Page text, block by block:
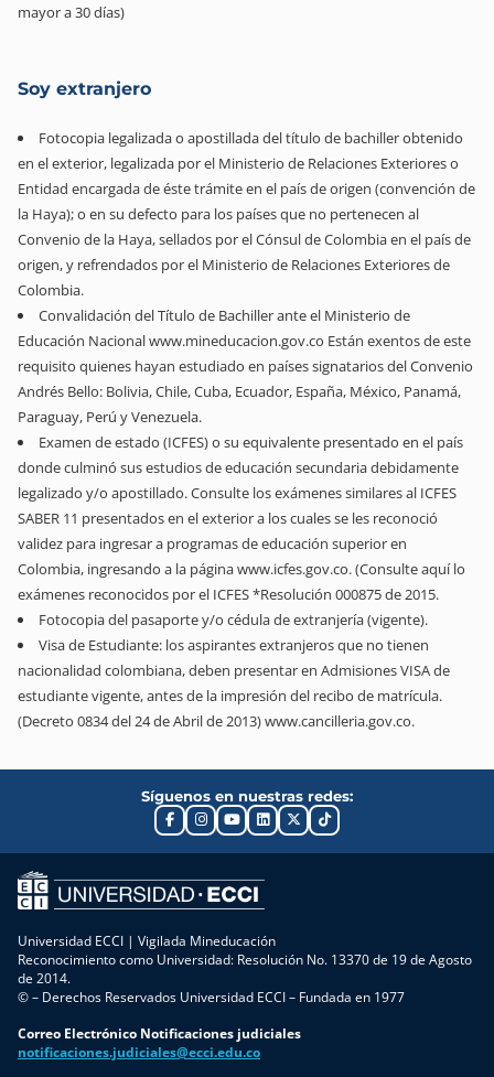
mayor a 30 días)
Soy extranjero
Fotocopia legalizada o apostillada del título de bachiller obtenido
en el exterior, legalizada por el Ministerio de Relaciones Exteriores o
Entidad encargada de éste trámite en el país de origen (convención de
la Haya); o en su defecto para los países que no pertenecen al
Convenio de la Haya, sellados por el Cónsul de Colombia en el país de
origen, y refrendados por el Ministerio de Relaciones Exteriores de
Colombia.
Convalidación del Título de Bachiller ante el Ministerio de
Educación Nacional www.mineducacion.gov.co Están exentos de este
requisito quienes hayan estudiado en países signatarios del Convenio
Andrés Bello: Bolivia, Chile, Cuba, Ecuador, España, México, Panamá,
Paraguay, Perú y Venezuela.
Examen de estado (ICFES) o su equivalente presentado en el país
donde culminó sus estudios de educación secundaria debidamente
legalizado y/o apostillado. Consulte los exámenes similares al ICFES
SABER 11 presentados en el exterior a los cuales se les reconoció
validez para ingresar a programas de educación superior en
Colombia, ingresando a la página www.icfes.gov.co. (Consulte aquí lo
exámenes reconocidos por el ICFES *Resolución 000875 de 2015.
Fotocopia del pasaporte y/o cédula de extranjería (vigente).
Visa de Estudiante: los aspirantes extranjeros que no tienen
nacionalidad colombiana, deben presentar en Admisiones VISA de
estudiante vigente, antes de la impresión del recibo de matrícula.
(Decreto 0834 del 24 de Abril de 2013) www.cancilleria.gov.co.
Síguenos en nuestras redes:
Universidad ECCI | Vigilada Mineducación
Reconocimiento como Universidad: Resolución No. 13370 de 19 de Agosto
de 2014.
© – Derechos Reservados Universidad ECCI – Fundada en 1977
Correo Electrónico Notificaciones judiciales
notificaciones.judiciales@ecci.edu.co